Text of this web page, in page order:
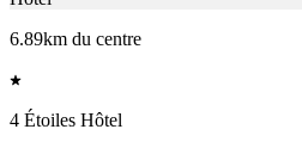
6.89km du centre
4 Étoiles Hôtel